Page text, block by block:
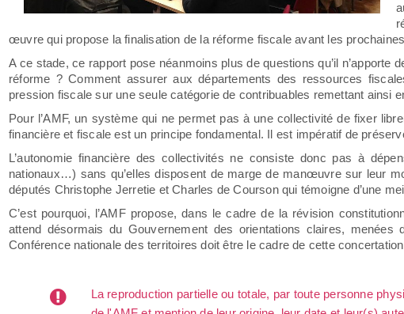
œuvre qui propose la finalisation de la réforme fiscale avant les
A ce stade, ce rapport pose néanmoins plus de questions qu’il
réforme ? Comment assurer aux départements des ressources
pression fiscale sur une seule catégorie de contribuables remettant ainsi
Pour l’AMF, un système qui ne permet pas à une collectivité de fixer
financière et fiscale est un principe fondamental. Il est impératif de
L’autonomie financière des collectivités ne consiste donc pas à
nationaux…) sans qu’elles disposent de marge de manœuvre sur leur
députés Christophe Jerretie et Charles de Courson qui témoigne d’une
C’est pourquoi, l’AMF propose, dans le cadre de la révision
attend désormais du Gouvernement des orientations claires,
Conférence nationale des territoires doit être le cadre de cette
La reproduction partielle ou totale, par toute personne